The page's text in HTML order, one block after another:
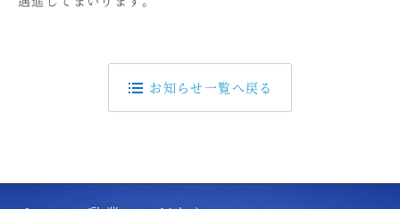
お知らせ一覧へ戻る